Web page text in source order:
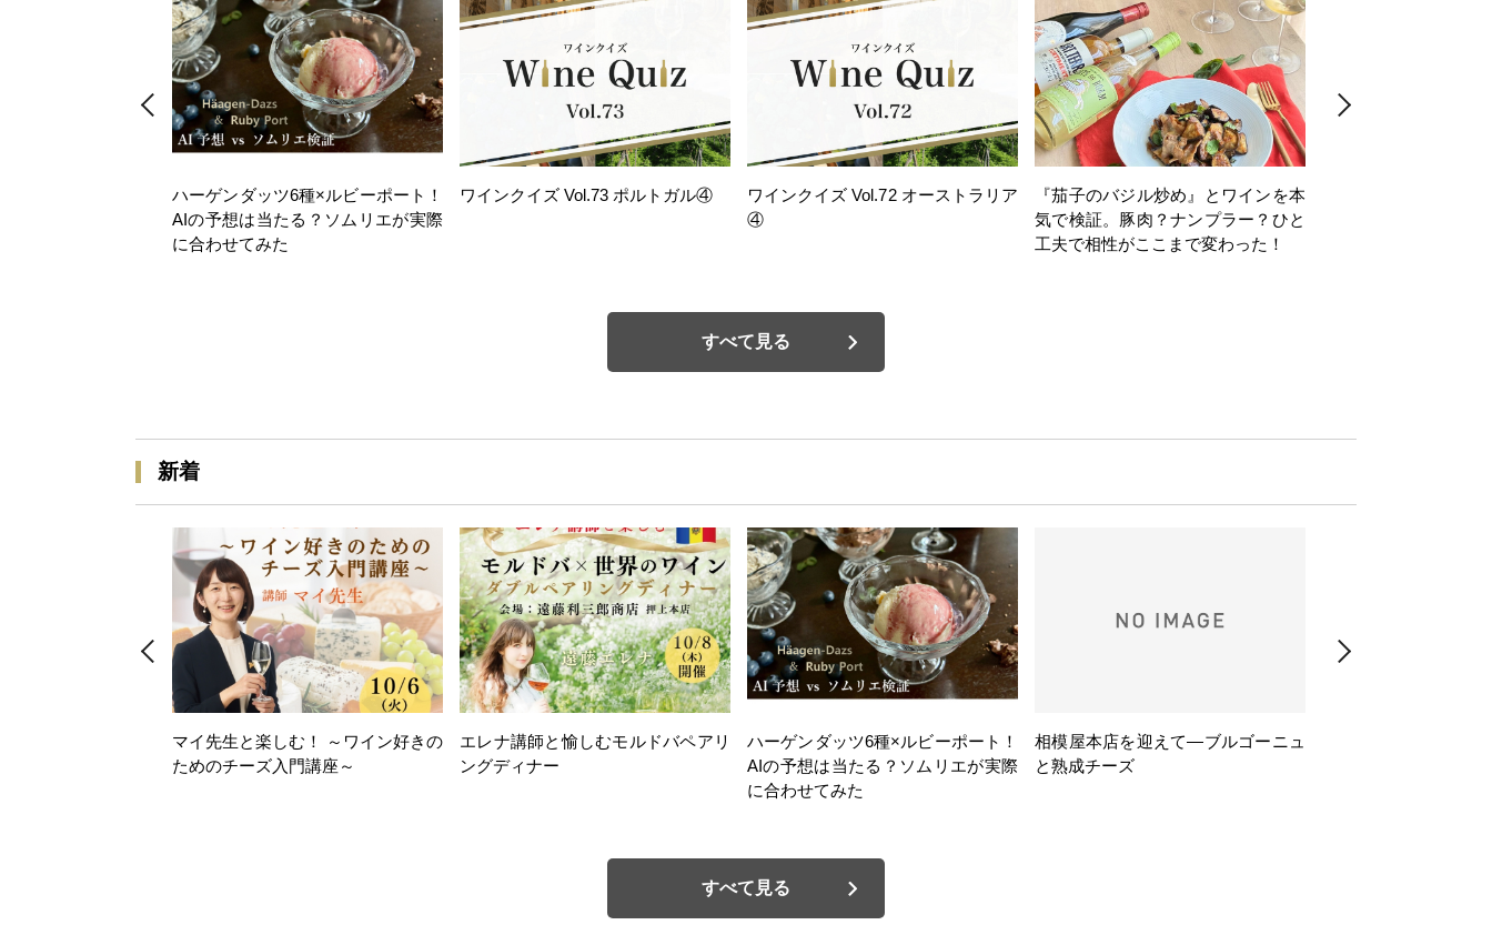
ハーゲンダッツ6種×ルビーポート！
AIの予想は当たる？ソムリエが実際
に合わせてみた
ワインクイズ Vol.73 ポルトガル④
ワインクイズ Vol.72 オーストラリア
④
『茄子のバジル炒め』とワインを本
気で検証。豚肉？ナンプラー？ひと
工夫で相性がここまで変わった！
すべて見る
新着
マイ先生と楽しむ！ ～ワイン好きの
ためのチーズ入門講座～
エレナ講師と愉しむモルドバペアリ
ングディナー
ハーゲンダッツ6種×ルビーポート！
AIの予想は当たる？ソムリエが実際
に合わせてみた
相模屋本店を迎えて―ブルゴーニュ
と熟成チーズ
すべて見る